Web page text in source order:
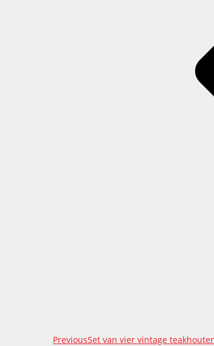
PreviousPrevious
Set van vier vintage